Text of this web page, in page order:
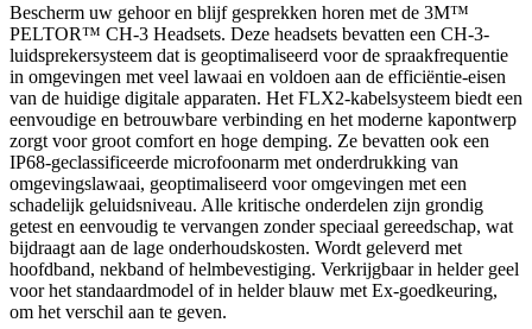
Bescherm uw gehoor en blijf gesprekken horen met de 3M™
PELTOR™ CH-3 Headsets. Deze headsets bevatten een CH-3-
luidsprekersysteem dat is geoptimaliseerd voor de spraakfrequentie
in omgevingen met veel lawaai en voldoen aan de efficiëntie-eisen
van de huidige digitale apparaten. Het FLX2-kabelsysteem biedt een
eenvoudige en betrouwbare verbinding en het moderne kapontwerp
zorgt voor groot comfort en hoge demping. Ze bevatten ook een
IP68-geclassificeerde microfoonarm met onderdrukking van
omgevingslawaai, geoptimaliseerd voor omgevingen met een
schadelijk geluidsniveau. Alle kritische onderdelen zijn grondig
getest en eenvoudig te vervangen zonder speciaal gereedschap, wat
bijdraagt aan de lage onderhoudskosten. Wordt geleverd met
hoofdband, nekband of helmbevestiging. Verkrijgbaar in helder geel
voor het standaardmodel of in helder blauw met Ex-goedkeuring,
om het verschil aan te geven.